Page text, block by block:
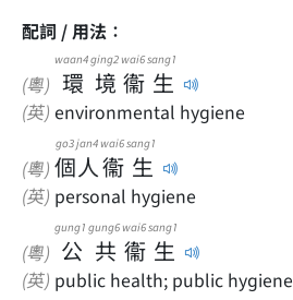
配詞 / 用法：
(粵) 環
waan4
境
ging2
衞
wai6
生
sang1
(英) environmental hygiene
(粵) 個
go3
人
jan4
衞
wai6
生
sang1
(英) personal hygiene
(粵) 公
gung1
共
gung6
衞
wai6
生
sang1
(英) public health; public hygiene